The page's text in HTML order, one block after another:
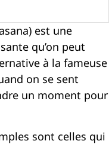
est une
qu’on peut
à la fameuse
on se sent
un moment pour
sont celles qui